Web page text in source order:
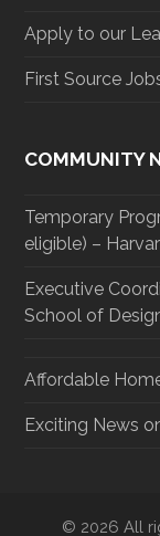
Apply to our
First Source
COMMUNITY
Temporary
eligible) –
Executive
School of
Affordable
Exciting News
© 2026 All